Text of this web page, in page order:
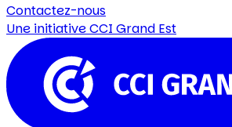
Contactez-nous
Une initiativeCCI Grand Est